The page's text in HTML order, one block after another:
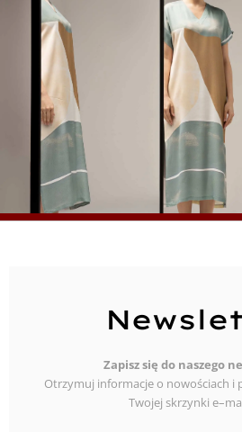
Zapisz się do naszego
Otrzymuj informacje o nowościach i
Twojej skrzynki